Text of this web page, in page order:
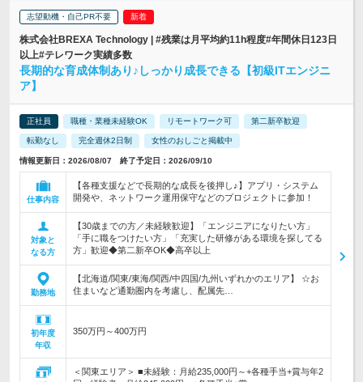
志望動機・自己PR不要
株式会社BREXA Technology | #残業は月平均約11h程度#年間休日123日
以上#テレワーク実績多数
長期的な育成体制あり♪しっかり成長できる【初級ITエンジニ
ア】
正社員 職種・業種未経験OK リモートワーク可 第二新卒歓迎
転勤なし 完全週休2日制 女性のおしごと掲載中
情報更新日：2026/08/07 終了予定日：2026/09/10
仕事内容
【各種支援などで長期的な成長を後押し♪】アプリ・システム
開発や、ネットワーク運用保守などのプロジェクトに参加！
対象と
なる方
【30歳までの方／未経験歓迎】「エンジニアになりたい方」
「手に職をつけたい方」「充実した研修がある環境を探してる
方」歓迎◆第二新卒OK◆高卒以上
勤務地
【北海道/関東/東海/関西/中四国/九州いずれかのエリア】 ☆お
住まいなど通勤圏内を考慮し、配属先…
初年度
年収
350万円～400万円
＜関東エリア＞ ■未経験：月給235,000円～+各種手当+賞与年2